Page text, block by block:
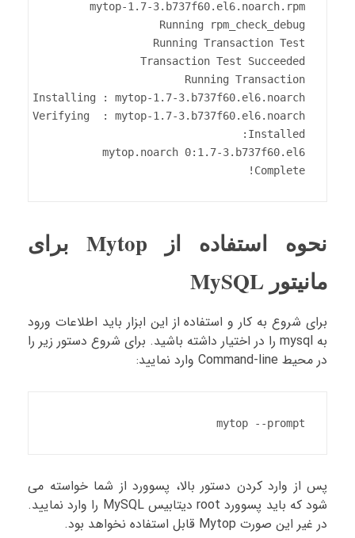
Complete!
نحوه استفاده از Mytop برای
مانیتور MySQL
برای شروع به کار و استفاده از این ابزار باید اطلاعات ورود
به mysql را در اختیار داشته باشید. برای شروع دستور زیر را
در محیط Command-line وارد نمایید:
mytop --prompt
پس از وارد کردن دستور بالا، پسوورد از شما خواسته می
شود که باید پسوورد root دیتابیس MySQL را وارد نمایید.
در غیر این صورت Mytop قابل استفاده نخواهد بود.